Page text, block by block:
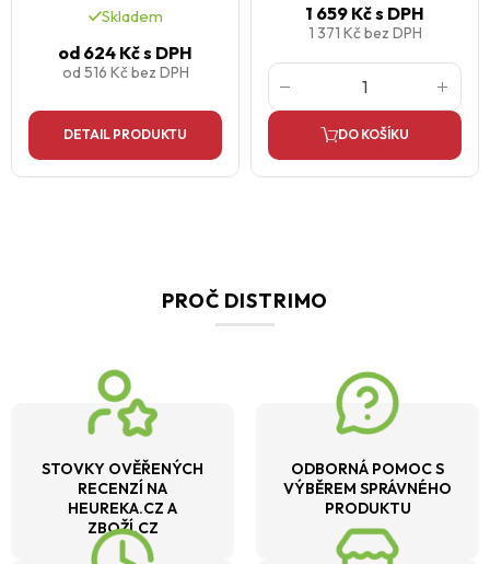
Skladem
od 624 Kčs DPH
od 516 Kčbez DPH
DETAIL PRODUKTU
1 659 Kčs DPH
1 371 Kčbez DPH
DO KOŠÍKU
PROČ DISTRIMO
STOVKY OVĚŘENÝCH
RECENZÍ NA
HEUREKA.CZ A
ZBOŽÍ.CZ
ODBORNÁ POMOC S
VÝBĚREM SPRÁVNÉHO
PRODUKTU